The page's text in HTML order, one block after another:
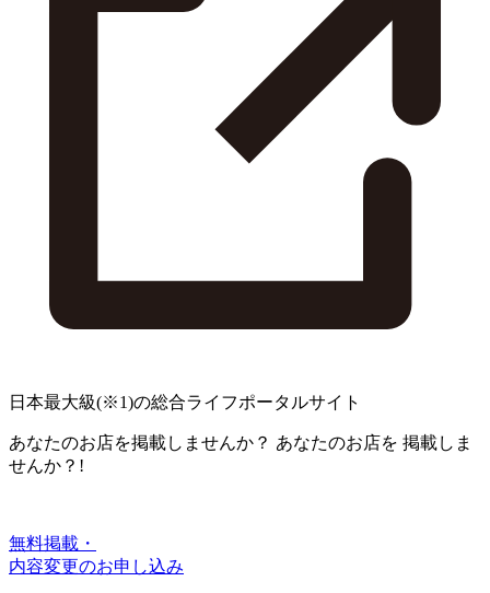
日本最大級(※1)の総合ライフポータルサイト
あなたのお店を掲載しませんか？ あなたのお店を 掲載しま
せんか？!
無料掲載・
内容変更のお申し込み